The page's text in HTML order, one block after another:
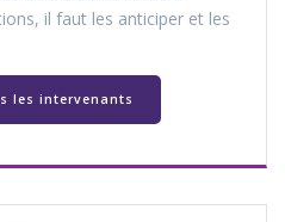
il faut les anticiper et les
les intervenants